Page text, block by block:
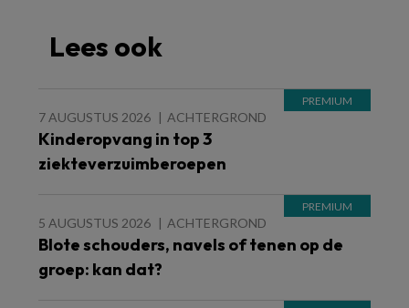
Lees ook
7 AUGUSTUS 2026 ACHTERGROND
Kinderopvang in top 3
ziekteverzuimberoepen
5 AUGUSTUS 2026 ACHTERGROND
Blote schouders, navels of tenen op de
groep: kan dat?